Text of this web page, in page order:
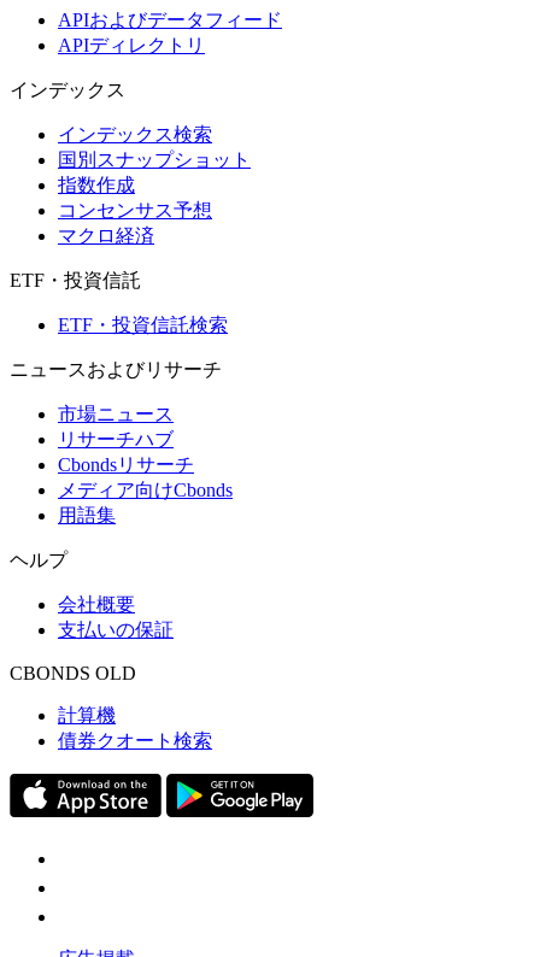
APIおよびデータフィード
APIディレクトリ
インデックス
インデックス検索
国別スナップショット
指数作成
コンセンサス予想
マクロ経済
ETF・投資信託
ETF・投資信託検索
ニュースおよびリサーチ
市場ニュース
リサーチハブ
Cbondsリサーチ
メディア向けCbonds
用語集
ヘルプ
会社概要
支払いの保証
CBONDS OLD
計算機
債券クオート検索